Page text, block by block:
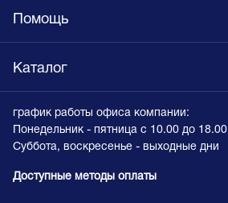
Помощь
Каталог
график работы офиса компании:
Понедельник - пятница с 10.00 до 18.00
Суббота, воскресенье - выходные дни
Доступные методы оплаты